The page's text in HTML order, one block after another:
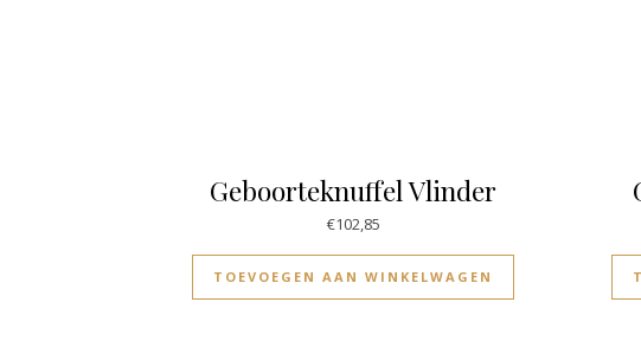
Geboorteknuffel Vlinder
€102,85
TOEVOEGEN AAN WINKELWAGEN